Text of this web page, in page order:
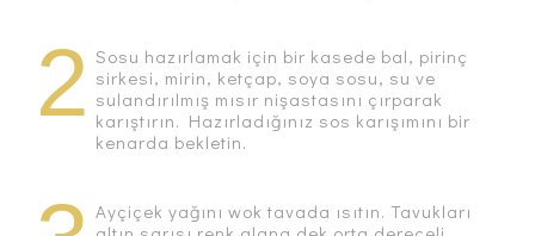
2 Sosu hazırlamak için bir kasede bal, pirinç
sirkesi, mirin, ketçap, soya sosu, su ve
sulandırılmış mısır nişastasını çırparak
karıştırın. Hazırladığınız sos karışımını bir
kenarda bekletin.
Ayçiçek yağını wok tavada ısıtın. Tavukları